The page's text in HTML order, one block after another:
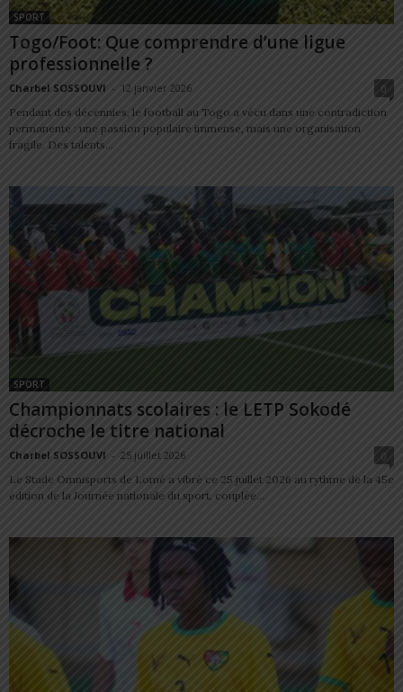
SPORT
Togo/Foot: Que comprendre d’une ligue
professionnelle ?
Charbel SOSSOUVI - 12 janvier 2026
0
Pendant des décennies, le football au Togo a vécu dans une contradiction
permanente : une passion populaire immense, mais une organisation
fragile. Des talents...
SPORT
Championnats scolaires : le LETP Sokodé
décroche le titre national
Charbel SOSSOUVI - 25 juillet 2026
0
Le Stade Omnisports de Lomé a vibré ce 25 juillet 2026 au rythme de la 45e
édition de la Journée nationale du sport, couplée...